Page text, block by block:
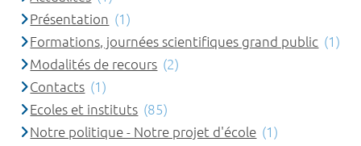
Présentation (1)
Formations, journées scientifiques grand public (1)
Modalités de recours (2)
Contacts (1)
Ecoles et instituts (85)
Notre politique - Notre projet d'école (1)